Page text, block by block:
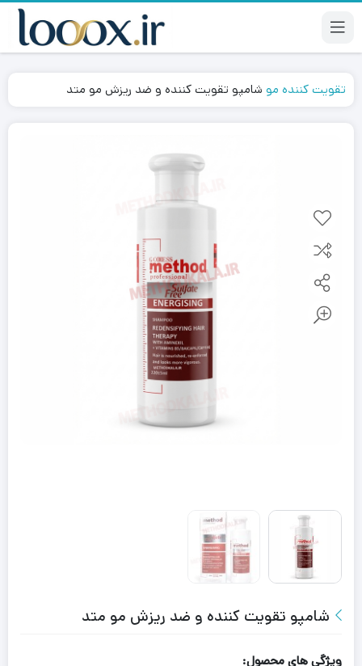
تقویت کننده مو شامپو تقویت کننده و ضد ریزش مو متد
شامپو تقویت کننده و ضد ریزش مو متد
ویژگی های محصول: